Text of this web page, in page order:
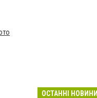
ОСТАННІ НОВИНИ